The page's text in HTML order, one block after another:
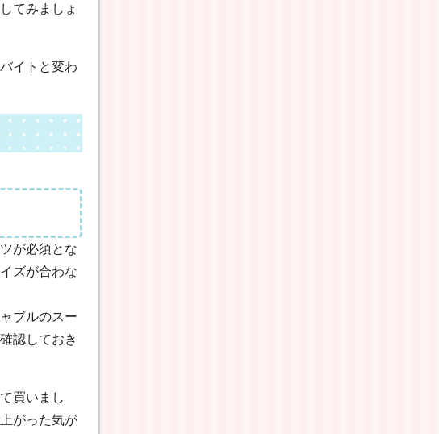
てみましょ
イトと変わ
が必須とな
ズが合わな
ブルのスー
認しておき
買いまし
がった気が